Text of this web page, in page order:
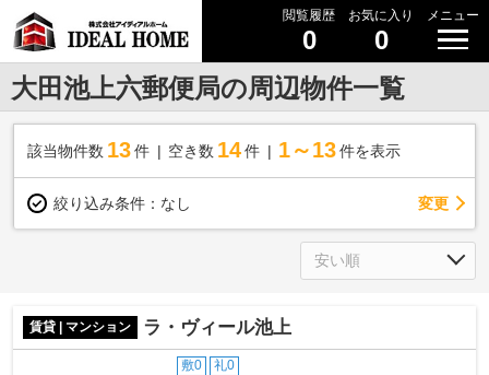
閲覧履歴
0
お気に入り
0
メニュー
大田池上六郵便局の周辺物件一覧
該当物件数 13件 空き数 14 件 1～13 件を表示
絞り込み条件： なし 変更
賃貸 | マンション ラ・ヴィール池上
敷0 礼0